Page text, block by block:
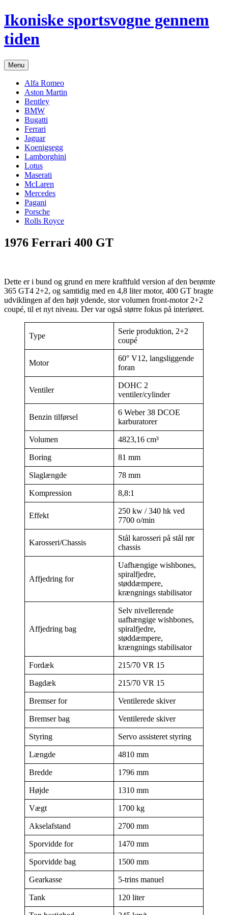
Hop
til
indhold
Ikoniske sportsvogne gennem
tiden
Menu
Alfa Romeo
Aston Martin
Bentley
BMW
Bugatti
Ferrari
Jaguar
Koenigsegg
Lamborghini
Lotus
Maserati
McLaren
Mercedes
Pagani
Porsche
Rolls Royce
1976 Ferrari 400 GT
Dette er i bund og grund en mere kraftfuld version af den berømte
365 GT4 2+2, og samtidig med en 4,8 liter motor, 400 GT bragte
udviklingen af den højt ydende, stor volumen front-motor 2+2
coupé, til et nyt niveau. Der var også større fokus på interiøret.
Type
Serie produktion, 2+2
coupé
Motor
60° V12, langsliggende
foran
Ventiler
DOHC 2
ventiler/cylinder
Benzin tilførsel
6 Weber 38 DCOE
karburatorer
Volumen 4823,16 cm³
Boring 81 mm
Slaglængde 78 mm
Kompression 8,8:1
Effekt
250 kw / 340 hk ved
7700 o/min
Karosseri/Chassis
Stål karosseri på stål rør
chassis
Affjedring for
Uafhængige wishbones,
spiralfjedre,
støddæmpere,
krængnings stabilisator
Affjedring bag
Selv nivellerende
uafhængige wishbones,
spiralfjedre,
støddæmpere,
krængnings stabilisator
Fordæk 215/70 VR 15
Bagdæk 215/70 VR 15
Bremser for Ventilerede skiver
Bremser bag Ventilerede skiver
Styring Servo assisteret styring
Længde 4810 mm
Bredde 1796 mm
Højde 1310 mm
Vægt 1700 kg
Akselafstand 2700 mm
Sporvidde for 1470 mm
Sporvidde bag 1500 mm
Gearkasse 5-trins manuel
Tank 120 liter